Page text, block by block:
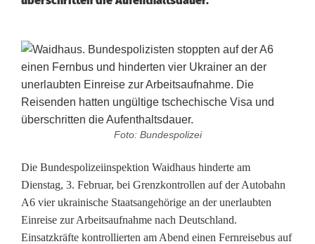
Foto: Bundespolizei
r
e
n
Die Bundespolizeiinspektion Waidhaus hinderte am
Dienstag, 3. Februar, bei Grenzkontrollen auf der Autobahn
A6 vier ukrainische Staatsangehörige an der unerlaubten
Einreise zur Arbeitsaufnahme nach Deutschland.
Einsatzkräfte kontrollierten am Abend einen Fernreisebus auf